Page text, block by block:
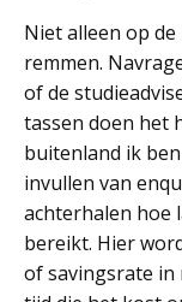
Niet alleen op
remmen.
of de
tassen doen het
buitenland ik
invullen van
achterhalen hoe
bereikt. Hier
of savingsrate in